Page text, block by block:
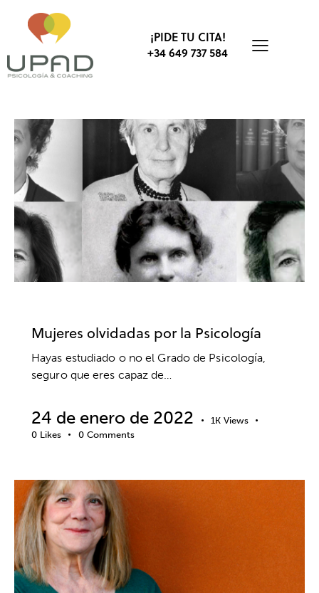
¡PIDE TU CITA!
+34 649 737 584
Mujeres olvidadas por la Psicología
Hayas estudiado o no el Grado de Psicología,
seguro que eres capaz de…
24 de enero de 2022 1K Views
0 Likes 0 Comments